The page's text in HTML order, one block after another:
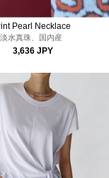
Pearl Necklace
淡水真珠、国内産
3,636 JPY